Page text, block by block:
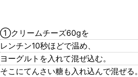
①クリームチーズ60gを
レンチン10秒ほどで温め、
ヨーグルトを入れて混ぜ込む。
そこにてんさい糖も入れ込んで混ぜる。